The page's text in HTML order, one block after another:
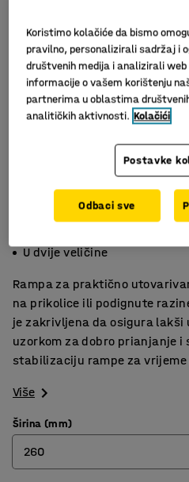
Zakrivljen oblik
U dvije veličine
Rampa za praktično
na prikolice ili podignute
je zakrivljena da osigura lakši
uzorkom za dobro prianjanje i
stabilizaciju rampe za
Više
Širina (mm)
260
Koristimo kolačiće da bismo
pravilno, personalizirali sadržaj i
društvenih medija i analizirali
informacije o vašem korištenju
partnerima u oblastima
analitičkih aktivnosti. Kolačići
Postavke
Odbaci sve